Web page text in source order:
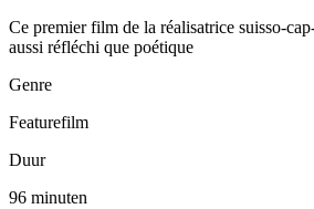
Ce premier film de la réalisatrice suisso-
aussi réfléchi que poétique
Genre
Featurefilm
Duur
96 minuten